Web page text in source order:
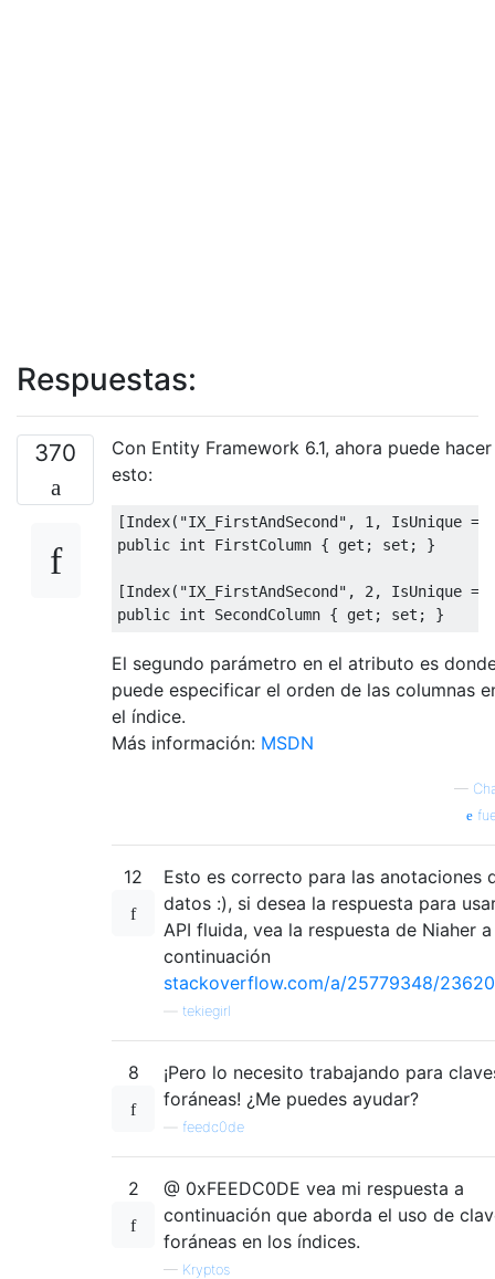
Respuestas:
370
Con Entity Framework 6.1, ahora puede hacer
esto:
[Index( "IX_FirstAndSecond" , 1 , IsUnique =
public int FirstColumn { get ; set ; }
[Index( "IX_FirstAndSecond" , 2 , IsUnique =
public int SecondColumn { get ; set ; }
El segundo parámetro en el atributo es
puede especificar el orden de las columnas
el índice.
Más información: MSDN
—
12
Esto es correcto para las anotaciones
datos :), si desea la respuesta para
API fluida, vea la respuesta de Niaher a
continuación
stackoverflow.com/a/25779348/
tekiegirl
8
¡Pero lo necesito trabajando para
foráneas! ¿Me puedes ayudar?
feedc0de
2
@ 0xFEEDC0DE vea mi respuesta a
continuación que aborda el uso de
foráneas en los índices.
— Kryptos